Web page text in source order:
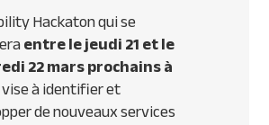
Hackatonqui se
entre le jeudi 21 et le
22 mars prochains à
à identifier et
de nouveaux services